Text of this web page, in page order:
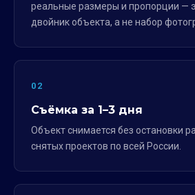
реальные размеры и пропорции —
двойник объекта, а не набор
02
Съёмка за 1–3 дня
Объект снимается без остановки
снятых проектов по всей России.